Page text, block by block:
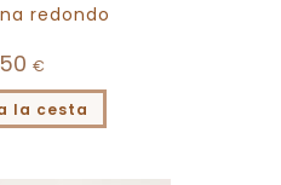
redondo
€
la cesta